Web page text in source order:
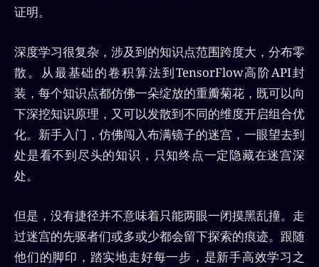
证明。
深度学习很复杂，涉及到的知识点范围跨度大，分布零
散。从最基础的卷积算法到TensorFlow高阶API封
装，每个知识点都仿佛一朵绽放的重瓣菊花，既可以向
下深挖知识原理，又可以发散到不同的维度开启组合优
化。新手入门，仿佛闯入布满镜子的迷宫，一眼望去到
处是看不到尽头的知识，只知终点一定隐藏在迷宫深
处。
但是，没有捷径并不意味着只能两眼一闭摸黑乱撞。走
过迷宫的先驱者们或多或少都会留下探索的痕迹。跟随
他们的脚印，踏实地走好每一步，是新手高效学习之